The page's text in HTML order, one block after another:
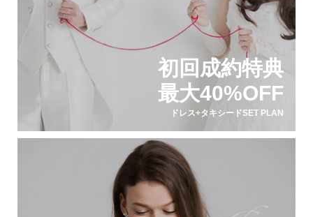
初回成約特典
最大40%OFF
ドレス+タキシードSET PLAN